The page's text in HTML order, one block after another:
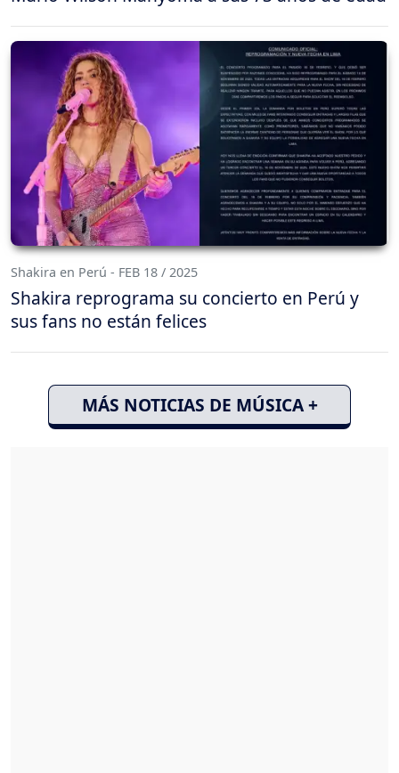
Shakira en Perú - FEB 18 / 2025
Shakira reprograma su concierto en Perú y
sus fans no están felices
MÁS NOTICIAS DE MÚSICA +